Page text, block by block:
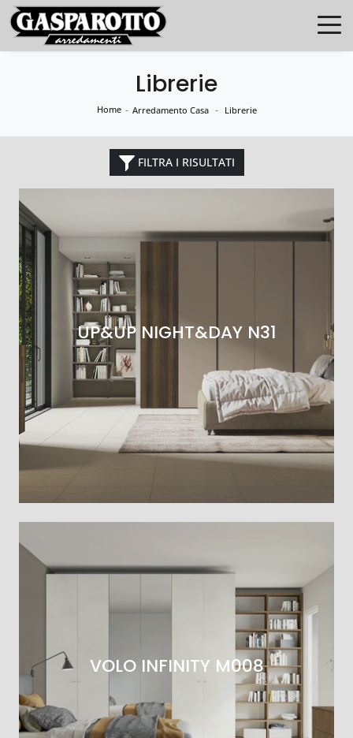
Librerie
Home - Arredamento Casa - Librerie
FILTRA I RISULTATI
UP&UP NIGHT&DAY N31
VOLO INFINITY M008